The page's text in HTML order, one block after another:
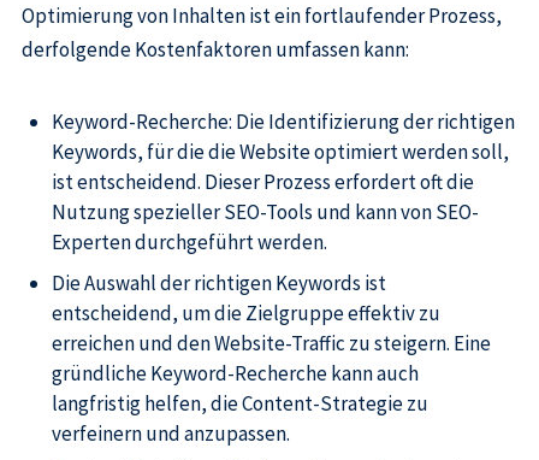
Optimierung von Inhalten ist ein fortlaufender Prozess,
derfolgende Kostenfaktoren umfassen kann:
Keyword-Recherche: Die Identifizierung der richtigen
Keywords, für die die Website optimiert werden soll,
ist entscheidend. Dieser Prozess erfordert oft die
Nutzung spezieller SEO-Tools und kann von SEO-
Experten durchgeführt werden.
Die Auswahl der richtigen Keywords ist
entscheidend, um die Zielgruppe effektiv zu
erreichen und den Website-Traffic zu steigern. Eine
gründliche Keyword-Recherche kann auch
langfristig helfen, die Content-Strategie zu
verfeinern und anzupassen.